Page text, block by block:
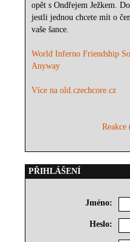
opět s Ondřejem Ježkem.
jestli jednou chcete mít o
vaše šance.
World Inferno Friendship
Anyway
Více na old.czechcore.cz
Reakce
PŘIHLÁŠENÍ
Jméno:
Heslo: